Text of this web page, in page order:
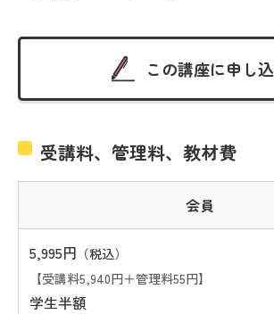
この講座に申し
受講料、管理料、教材費
会員
5,995円 （税込）
【受講料5,940円＋管理料55円】
学生半額